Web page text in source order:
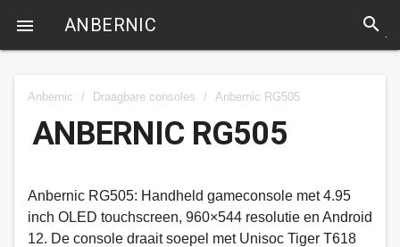
 ANBERNIC search
Anbernic / Draagbare consoles / Anbernic RG505
ANBERNIC RG505
Anbernic RG505: Handheld gameconsole met 4.95
inch OLED touchscreen, 960×544 resolutie en Android
12. De console draait soepel met Unisoc Tiger T618